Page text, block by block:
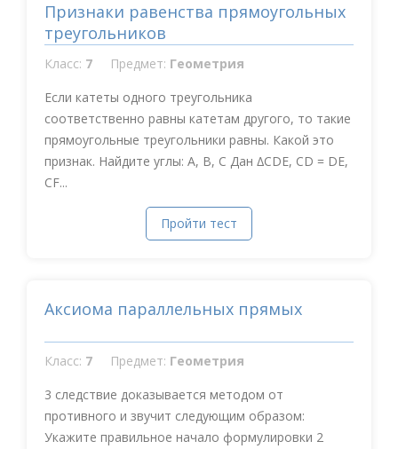
Признаки равенства прямоугольных
треугольников
Класс: 7 Предмет: Геометрия
Если катеты одного треугольника
соответственно равны катетам другого, то такие
прямоугольные треугольники равны. Какой это
признак. Найдите углы: A, B, C Дан ∆CDE, CD = DE,
CF...
Пройти тест
Аксиома параллельных прямых
Класс: 7 Предмет: Геометрия
3 следствие доказывается методом от
противного и звучит следующим образом:
Укажите правильное начало формулировки 2